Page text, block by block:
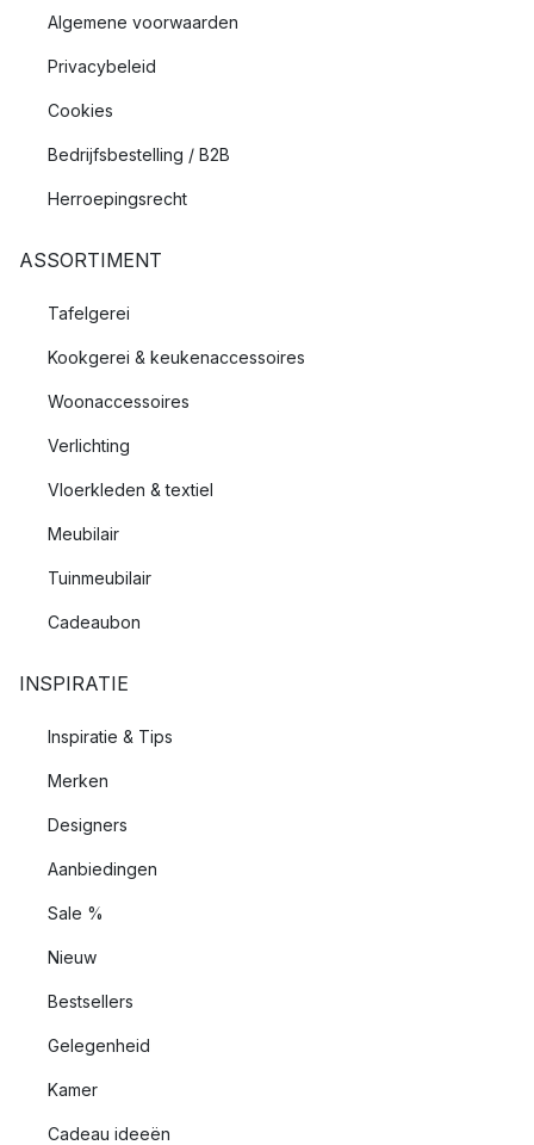
Algemene voorwaarden
Privacybeleid
Cookies
Bedrijfsbestelling / B2B
Herroepingsrecht
ASSORTIMENT
Tafelgerei
Kookgerei & keukenaccessoires
Woonaccessoires
Verlichting
Vloerkleden & textiel
Meubilair
Tuinmeubilair
Cadeaubon
INSPIRATIE
Inspiratie & Tips
Merken
Designers
Aanbiedingen
Sale %
Nieuw
Bestsellers
Gelegenheid
Kamer
Cadeau ideeën